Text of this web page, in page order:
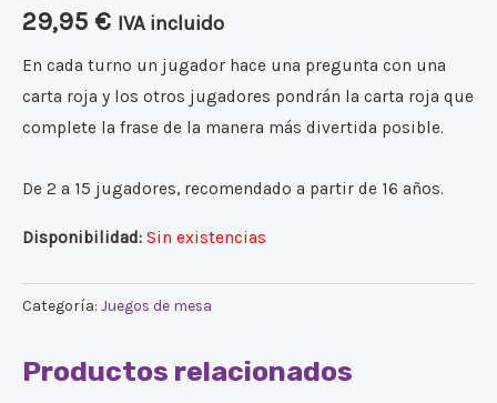
29,95 € IVA incluido
En cada turno un jugador hace una pregunta con una
carta roja y los otros jugadores pondrán la carta roja que
complete la frase de la manera más divertida posible.
De 2 a 15 jugadores, recomendado a partir de 16 años.
Disponibilidad: Sin existencias
Categoría: Juegos de mesa
Productos relacionados